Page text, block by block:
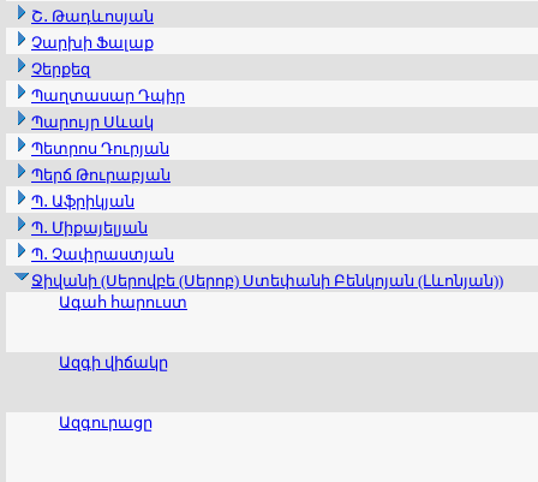
Շ․ Թադևոսյան
Չարխի Ֆալաք
Չերքեզ
Պաղտասար Դպիր
Պարույր Սևակ
Պետրոս Դուրյան
Պերճ Թուրաբյան
Պ․ Աֆրիկյան
Պ․ Միքայելյան
Պ․ Չափրաստյան
Ջիվանի (Սերովբե (Սերոբ) Ստեփանի Բենկոյան (Լևոնյան))
Ագահ հարուստ
Ազգի վիճակը
Ազգուրացը